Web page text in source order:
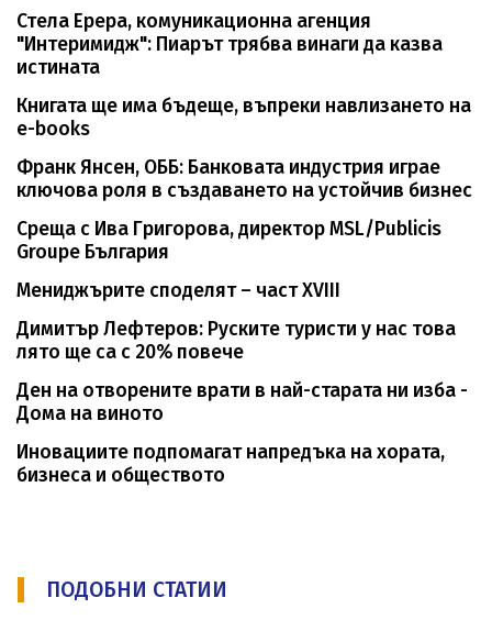
Стела Ерера, комуникационна агенция
"Интеримидж": Пиарът трябва винаги да казва
истината
Книгата ще има бъдеще, въпреки навлизането на
е-books
Франк Янсен, ОББ: Банковата индустрия играе
ключова роля в създаването на устойчив бизнес
Среща с Ива Григорова, директор MSL/Publicis
Groupe България
Мениджърите споделят – част XVIII
Димитър Лефтеров: Руските туристи у нас това
лято ще са с 20% повече
Ден на отворените врати в най-старата ни изба -
Дома на виното
Иновациите подпомагат напредъка на хората,
бизнеса и обществото
ПОДОБНИ СТАТИИ